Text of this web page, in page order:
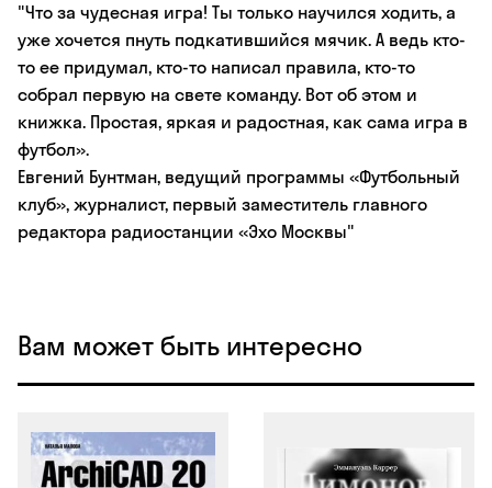
"Что за чудесная игра! Ты только научился ходить, а
уже хочется пнуть подкатившийся мячик. А ведь кто-
то ее придумал, кто-то написал правила, кто-то
собрал первую на свете команду. Вот об этом и
книжка. Простая, яркая и радостная, как сама игра в
футбол».
Евгений Бунтман, ведущий программы «Футбольный
клуб», журналист, первый заместитель главного
редактора радиостанции «Эхо Москвы"
Вам может быть интересно